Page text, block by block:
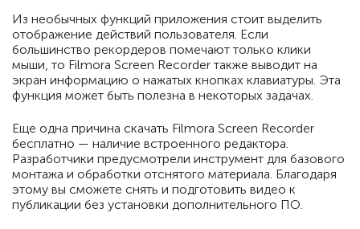
Из необычных функций приложения стоит выделить
отображение действий пользователя. Если
большинство рекордеров помечают только клики
мыши, то Filmora Screen Recorder также выводит на
экран информацию о нажатых кнопках клавиатуры. Эта
функция может быть полезна в некоторых задачах.
Еще одна причина скачать Filmora Screen Recorder
бесплатно — наличие встроенного редактора.
Разработчики предусмотрели инструмент для базового
монтажа и обработки отснятого материала. Благодаря
этому вы сможете снять и подготовить видео к
публикации без установки дополнительного ПО.